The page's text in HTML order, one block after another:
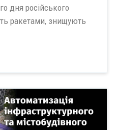
дня російського
ракетами, знищують